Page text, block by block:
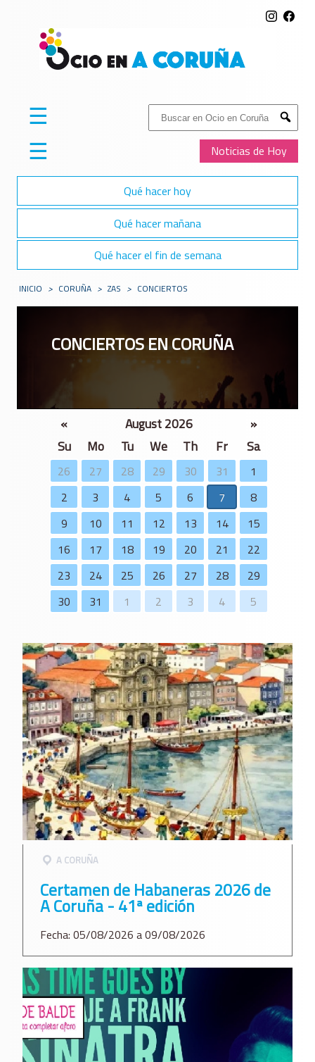
Buscar:
Submit
Noticias de Hoy
☰
☰
Qué hacer hoy
Qué hacer mañana
Qué hacer el fin de semana
INICIO > CORUÑA > ZAS > CONCIERTOS
CONCIERTOS EN CORUÑA
« August 2026
»
Su
Mo Tu We Th Fr Sa
26 27 28 29 30 31
1
2
3 4 5 6 7
8
9
10 11 12 13 14
15
16
17 18 19 20 21
22
23
24 25 26 27 28
29
30
31 1 2 3 4 5
A CORUÑA
Certamen de Habaneras 2026 de
A Coruña - 41ª edición
Fecha: 05/08/2026 a 09/08/2026